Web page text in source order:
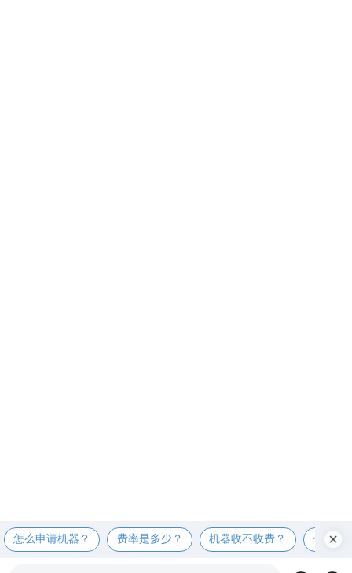
怎么申请机器？ 费率是多少？ 机器收不收费？ 个人可